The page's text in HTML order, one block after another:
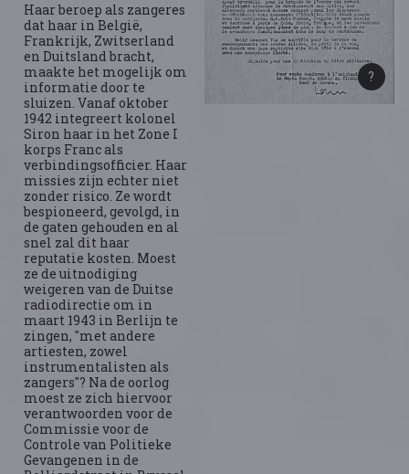
Haar beroep als zangeres
dat haar in België,
Frankrijk, Zwitserland
en Duitsland bracht,
maakte het mogelijk om
informatie door te
sluizen. Vanaf oktober
1942 integreert kolonel
Siron haar in het Zone I
korps Franc als
verbindingsofficier. Haar
missies zijn echter niet
zonder risico. Ze wordt
bespioneerd, gevolgd, in
de gaten gehouden en al
snel zal dit haar
reputatie kosten. Moest
ze de uitnodiging
weigeren van de Duitse
radiodirectie om in
maart 1943 in Berlijn te
zingen, "met andere
artiesten, zowel
instrumentalisten als
zangers"? Na de oorlog
moest ze zich hiervoor
verantwoorden voor de
Commissie voor de
Controle van Politieke
Gevangenen in de